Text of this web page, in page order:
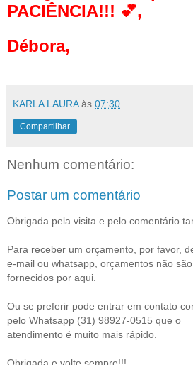
PACIÊNCIA!!! 💕,
Débora,
KARLA LAURA às 07:30
Compartilhar
Nenhum comentário:
Postar um comentário
Obrigada pela visita e pelo comentário
Para receber um orçamento, por favor,
e-mail ou whatsapp, orçamentos não são
fornecidos por aqui.
Ou se preferir pode entrar em contato
pelo Whatsapp (31) 98927-0515 que o
atendimento é muito mais rápido.
Obrigada e volte sempre!!!